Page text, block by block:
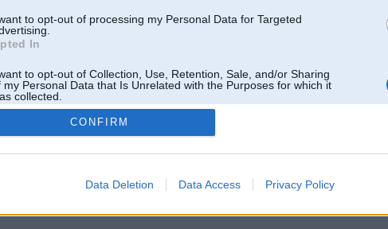
to opt-out of processing my Personal Data for Targeted
In
to opt-out of Collection, Use, Retention, Sale, and/or Sharing
my Personal Data that Is Unrelated with the Purposes for which it
collected.
Out
CONFIRM
Data Deletion Data Access Privacy Policy
klubs un nav saistīts ar